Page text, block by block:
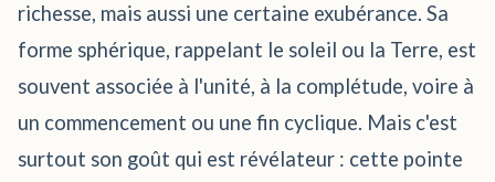
richesse, mais aussi une certaine exubérance. Sa
forme sphérique, rappelant le soleil ou la Terre, est
souvent associée à l'unité, à la complétude, voire à
un commencement ou une fin cyclique. Mais c'est
surtout son goût qui est révélateur : cette pointe